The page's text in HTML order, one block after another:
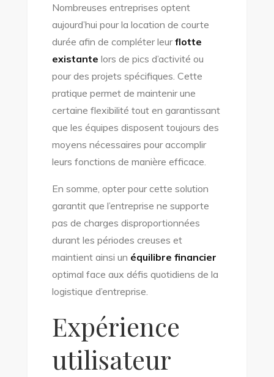
Nombreuses entreprises optent
aujourd’hui pour la location de courte
durée afin de compléter leurflotte
existante lors de pics d’activité ou
pour des projets spécifiques. Cette
pratique permet de maintenir une
certaine flexibilité tout en garantissant
que les équipes disposent toujours des
moyens nécessaires pour accomplir
leurs fonctions de manière efficace.
En somme, opter pour cette solution
garantit que l’entreprise ne supporte
pas de charges disproportionnées
durant les périodes creuses et
maintient ainsi un équilibre financier
optimal face aux défis quotidiens de la
logistique d’entreprise.
Expérience
utilisateur